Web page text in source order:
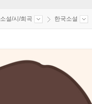
소설/시/희곡 한국소설